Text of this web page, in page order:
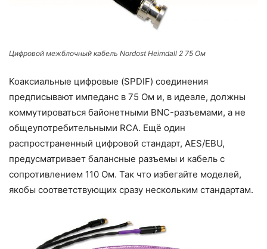
Цифровой межблочный кабель Nordost Heimdall 2 75 Ом
Коаксиальные цифровые (SPDIF) соединения
предписывают импеданс в 75 Ом и, в идеале, должны
коммутироваться байонетными BNC-разъемами, а не
общеупотребительными RCA. Ещё один
распространенный цифровой стандарт, AES/EBU,
предусматривает балансные разъемы и кабель с
сопротивлением 110 Ом. Так что избегайте моделей,
якобы соответствующих сразу нескольким стандартам.